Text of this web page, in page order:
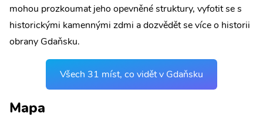
mohou prozkoumat jeho opevněné struktury, vyfotit se s
historickými kamennými zdmi a dozvědět se více o historii
obrany Gdaňsku.
Všech 31 míst, co vidět v Gdaňsku
Mapa